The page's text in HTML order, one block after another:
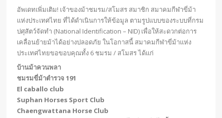
อัพเดทเพิ่มเติม! เจ้าของม้าชมรม/สโมสร สมาชิก สมาคมกีฬาขี่ม้า
แห่งประเทศไทย ที่ได้ดำเนินการให้ข้อมูล ตามรูปแบบของระบบที่กรม
ปศุสัตว์จัดทำ (National Identification – NID) เพื่อให้สะดวกต่อการ
เคลื่อนย้ายม้าได้อย่างปลอดภัย ในโอกาสนี้ สมาคมกีฬาขี่ม้าแห่ง
ประเทศไทยขอขอบคุณทั้ง 6 ชมรม / สโมสร ได้แก่
บ้านม้าควนพลา
ชมรมขี่ม้าตำรวจ 191
El caballo club
Suphan Horses Sport Club
Chaengwattana Horse Club